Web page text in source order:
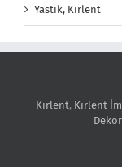
Yastık, Kırlent
Kırlent, Kırlent